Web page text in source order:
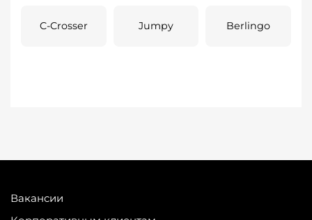
C-Crosser Jumpy Berlingo
Вакансии